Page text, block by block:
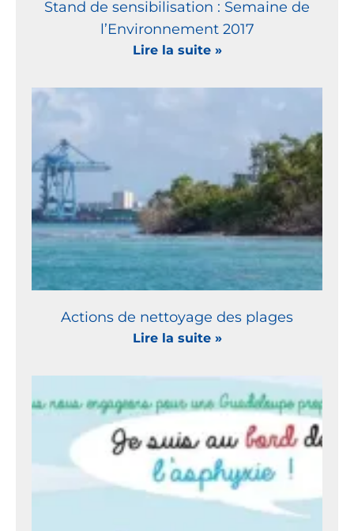
Stand de sensibilisation : Semaine de
l’Environnement 2017
Lire la suite »
Actions de nettoyage des plages
Lire la suite »